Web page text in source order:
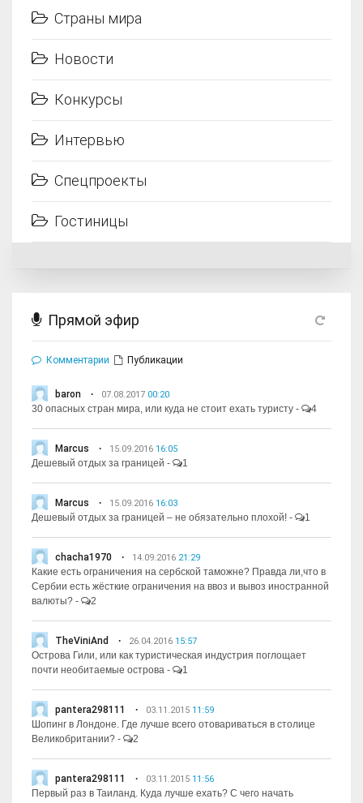
Страны мира
Новости
Конкурсы
Интервью
Спецпроекты
Гостиницы
Прямой эфир
Комментарии Публикации
baron 07.08.2017 00:20
30 опасных стран мира, или куда не стоит ехать туристу - 4
Marcus 15.09.2016 16:05
Дешевый отдых за границей - 1
Marcus 15.09.2016 16:03
Дешевый отдых за границей – не обязательно плохой! - 1
chacha1970 14.09.2016 21:29
Какие есть ограничения на сербской таможне? Правда ли,что в
Сербии есть жёсткие ограничения на ввоз и вывоз иностранной
валюты? - 2
TheViniAnd 26.04.2016 15:57
Острова Гили, или как туристическая индустрия поглощает
почти необитаемые острова - 1
pantera298111 03.11.2015 11:59
Шопинг в Лондоне. Где лучше всего отовариваться в столице
Великобритании? - 2
pantera298111 03.11.2015 11:56
Первый раз в Таиланд. Куда лучше ехать? С чего начать